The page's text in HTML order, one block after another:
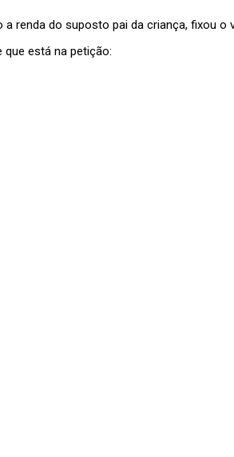
renda do suposto pai da criança, fixou o
que está na petição: